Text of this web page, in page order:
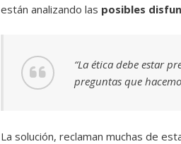
están analizando las posibles
“La ética debe estar
preguntas que
La solución, reclaman muchas de